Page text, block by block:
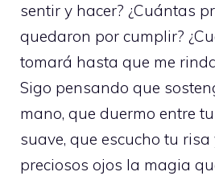
sentir y hacer? ¿Cuántas
quedaron por cumplir?
tomará hasta que me
Sigo pensando que
mano, que duermo entre
suave, que escucho tu
preciosos ojos la magia